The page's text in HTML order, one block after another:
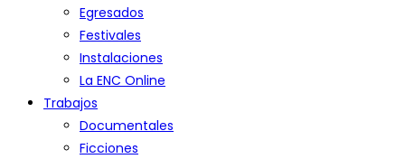
Egresados
Festivales
Instalaciones
La ENC Online
Trabajos
Documentales
Ficciones